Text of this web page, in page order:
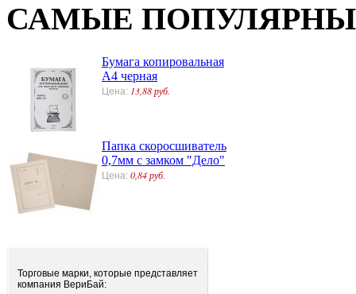
САМЫЕ
Бумага копировальная
А4 черная
Цена: 13,88 руб.
Папка скоросшиватель
0,7мм с замком "Дело"
Цена: 0,84 руб.
Торговые марки, которые представляет
компания ВериБай: